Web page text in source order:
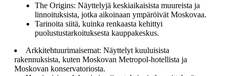
The Origins: Näyttelyjä keskiaikaisista muureista ja
linnoituksista, jotka aikoinaan ympäröivät Moskovaa.
Tarinoita siitä, kuinka renkaasta kehittyi
puolustustarkoituksesta kauppakeskus.
Arkkitehtuurimaisemat: Näyttelyt kuuluisista
rakennuksista, kuten Moskovan Metropol-hotellista ja
Moskovan konservatoriosta.